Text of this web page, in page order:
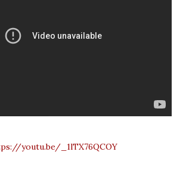
youtu.be/_1lTX76QCOY